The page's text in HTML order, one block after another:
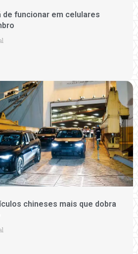
de funcionar em celulares
chineses mais que dobra